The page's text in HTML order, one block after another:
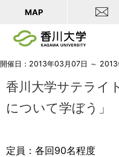
MAP
開催日：2013年03月07日 ～
香川大学サテライ
について学ぼう」
定員：各回90名程度